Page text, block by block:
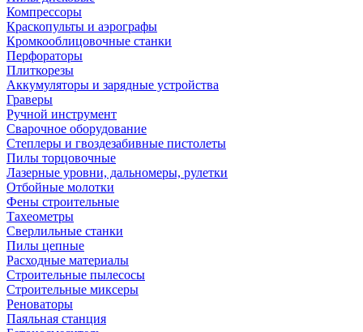
Компрессоры
Краскопульты и аэрографы
Кромкооблицовочные станки
Перфораторы
Плиткорезы
Аккумуляторы и зарядные устройства
Граверы
Ручной инструмент
Сварочное оборудование
Степлеры и гвоздезабивные пистолеты
Пилы торцовочные
Лазерные уровни, дальномеры, рулетки
Отбойные молотки
Фены строительные
Тахеометры
Сверлильные станки
Пилы цепные
Расходные материалы
Строительные пылесосы
Строительные миксеры
Реноваторы
Паяльная станция